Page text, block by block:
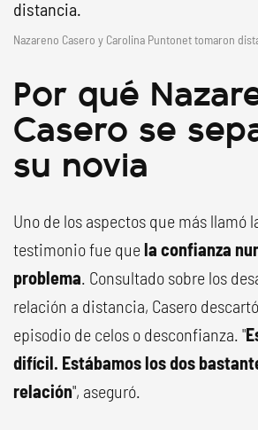
Nazareno Casero y Carolina Puntonet tomaron
Por qué
Casero se
su novia
Uno de los aspectos que más llamó
testimonio fue quela confianza
problema. Consultado sobre los
relación a distancia, Casero
episodio de celos o desconfianza. "
difícil. Estábamos los dos
relación", aseguró.